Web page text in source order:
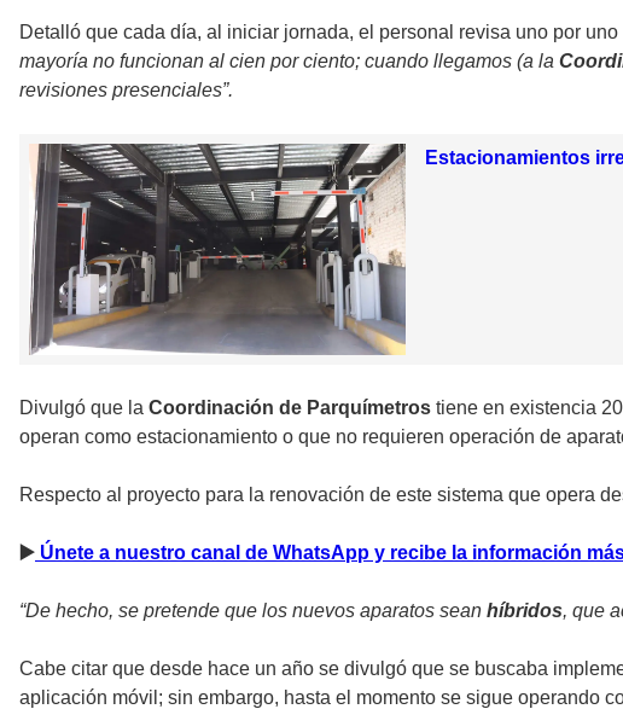
Detalló que cada día, al iniciar jornada, el personal revisa uno por
mayoría no funcionan al cien por ciento; cuando llegamos (a la
revisiones presenciales”.
Estacionamientos
Divulgó que la Coordinación de Parquímetros tiene en existencia
operan como estacionamiento o que no requieren operación de
Respecto al proyecto para la renovación de este sistema que opera
▶ Únete a nuestro canal de WhatsApp y recibe la información
“De hecho, se pretende que los nuevos aparatos sean híbridos, que
Cabe citar que desde hace un año se divulgó que se buscaba
aplicación móvil; sin embargo, hasta el momento se sigue operando